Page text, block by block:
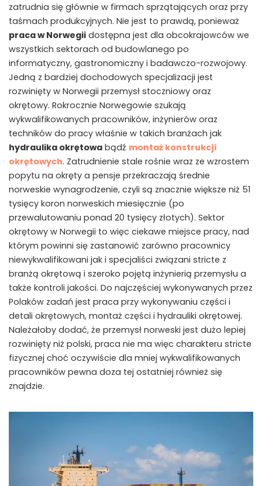
zatrudnia się głównie w firmach sprzątających oraz przy
taśmach produkcyjnych. Nie jest to prawdą, ponieważ
praca w Norwegii dostępna jest dla obcokrajowców we
wszystkich sektorach od budowlanego po
informatyczny, gastronomiczny i badawczo-rozwojowy.
Jedną z bardziej dochodowych specjalizacji jest
rozwinięty w Norwegii przemysł stoczniowy oraz
okrętowy. Rokrocznie Norwegowie szukają
wykwalifikowanych pracowników, inżynierów oraz
techników do pracy właśnie w takich branżach jak
hydraulika okrętowa bądź montaż konstrukcji
okrętowych. Zatrudnienie stale rośnie wraz ze wzrostem
popytu na okręty a pensje przekraczają średnie
norweskie wynagrodzenie, czyli są znacznie większe niż 51
tysięcy koron norweskich miesięcznie (po
przewalutowaniu ponad 20 tysięcy złotych). Sektor
okrętowy w Norwegii to więc ciekawe miejsce pracy, nad
którym powinni się zastanowić zarówno pracownicy
niewykwalifikowani jak i specjaliści związani stricte z
branżą okrętową i szeroko pojętą inżynierią przemysłu a
także kontroli jakości. Do najczęściej wykonywanych przez
Polaków zadań jest praca przy wykonywaniu części i
detali okrętowych, montaż części i hydrauliki okrętowej.
Należałoby dodać, że przemysł norweski jest dużo lepiej
rozwinięty niż polski, praca nie ma więc charakteru stricte
fizycznej choć oczywiście dla mniej wykwalifikowanych
pracowników pewna doza tej ostatniej również się
znajdzie.